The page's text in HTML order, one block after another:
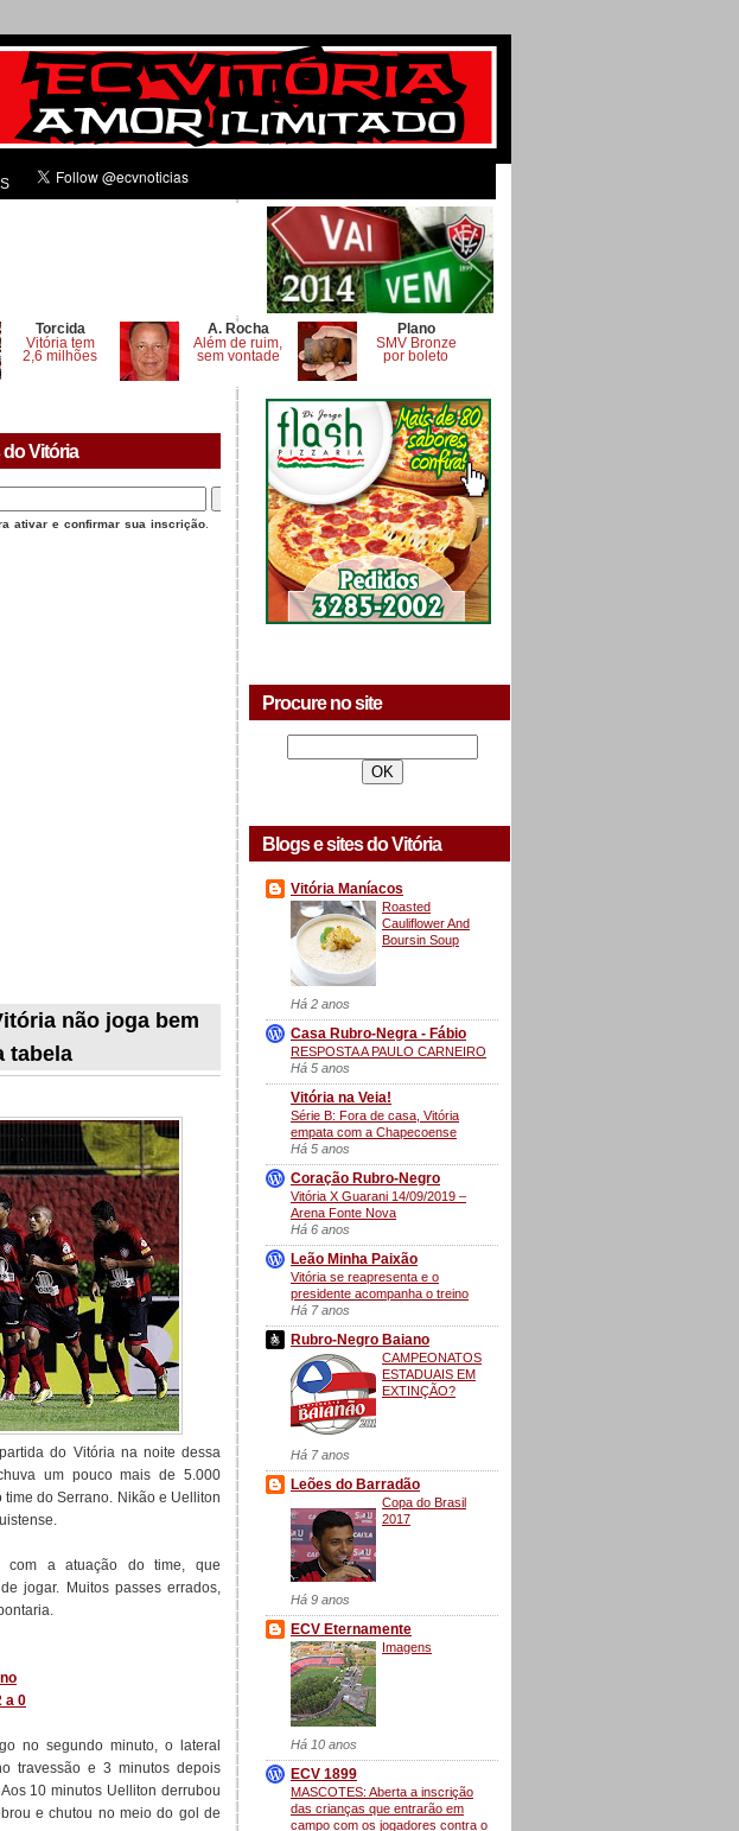
Torcida
Vitória tem
2,6 milhões
A. Rocha
Além de ruim,
sem vontade
Plano
SMV Bronze
por boleto
Vitória
ativar e confirmar sua inscrição
não joga bem
tabela
do Vitória na noite dessa
um pouco mais de 5.000
do Serrano. Nikão e Uelliton
com a atuação do time, que
jogar. Muitos passes errados,
a 0
no segundo minuto, o lateral
travessão e 3 minutos depois
10 minutos Uelliton derrubou
e chutou no meio do gol de
Procure no site
Blogs e sites do Vitória
Vitória Maníacos
Roasted
Cauliflower And
Boursin Soup
Há 2 anos
Casa Rubro-Negra - Fábio
RESPOSTA A PAULO CARNEIRO
Há 5 anos
Vitória na Veia!
Série B: Fora de casa, Vitória
empata com a Chapecoense
Há 5 anos
Coração Rubro-Negro
Vitória X Guarani 14/09/2019 –
Arena Fonte Nova
Há 6 anos
Leão Minha Paixão
Vitória se reapresenta e o
presidente acompanha o treino
Há 7 anos
Rubro-Negro Baiano
CAMPEONATOS
ESTADUAIS EM
EXTINÇÃO?
Há 7 anos
Leões do Barradão
Copa do Brasil
2017
Há 9 anos
ECV Eternamente
Imagens
Há 10 anos
ECV 1899
MASCOTES: Aberta a inscrição
das crianças que entrarão em
campo com os jogadores contra o